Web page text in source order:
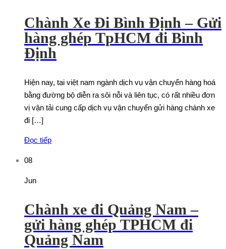
Chành Xe Đi Bình Định – Gửi
hàng ghép TpHCM đi Bình
Định
Hiện nay, tại việt nam ngành dịch vụ vận chuyển hàng hoá
bằng đường bộ diễn ra sôi nỗi và liên tục, có rất nhiều đơn
vị vận tải cung cấp dịch vụ vận chuyển gửi hàng chành xe
đi […]
Đọc tiếp
08
Jun
Chành xe đi Quảng Nam –
gửi hàng ghép TPHCM đi
Quảng Nam